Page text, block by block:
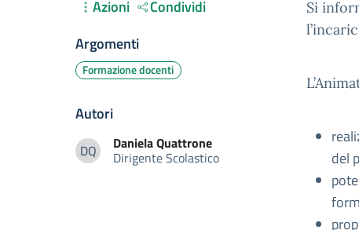
Si
del
Azioni
Condividi
Argomenti
Formazione docenti
Autori
DQDaniela Quattrone
DanielaQuattrone
Dirigente Scolastico